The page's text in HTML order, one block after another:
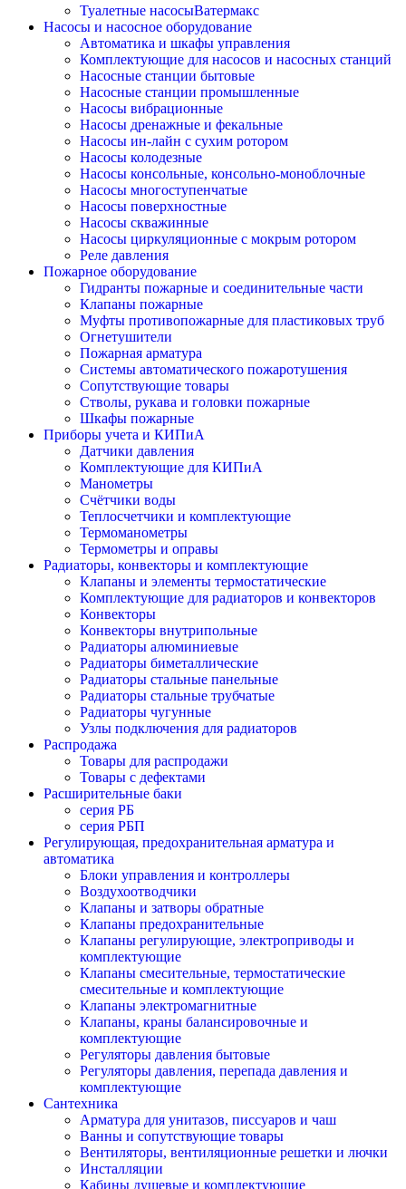
Туалетные насосыВатермакс
Насосы и насосное оборудование
Автоматика и шкафы управления
Комплектующие для насосов и насосных станций
Насосные станции бытовые
Насосные станции промышленные
Насосы вибрационные
Насосы дренажные и фекальные
Насосы ин-лайн с сухим ротором
Насосы колодезные
Насосы консольные, консольно-моноблочные
Насосы многоступенчатые
Насосы поверхностные
Насосы скважинные
Насосы циркуляционные с мокрым ротором
Реле давления
Пожарное оборудование
Гидранты пожарные и соединительные части
Клапаны пожарные
Муфты противопожарные для пластиковых труб
Огнетушители
Пожарная арматура
Системы автоматического пожаротушения
Сопутствующие товары
Стволы, рукава и головки пожарные
Шкафы пожарные
Приборы учета и КИПиА
Датчики давления
Комплектующие для КИПиА
Манометры
Счётчики воды
Теплосчетчики и комплектующие
Термоманометры
Термометры и оправы
Радиаторы, конвекторы и комплектующие
Клапаны и элементы термостатические
Комплектующие для радиаторов и конвекторов
Конвекторы
Конвекторы внутрипольные
Радиаторы алюминиевые
Радиаторы биметаллические
Радиаторы стальные панельные
Радиаторы стальные трубчатые
Радиаторы чугунные
Узлы подключения для радиаторов
Распродажа
Товары для распродажи
Товары с дефектами
Расширительные баки
серия РБ
серия РБП
Регулирующая, предохранительная арматура и
автоматика
Блоки управления и контроллеры
Воздухоотводчики
Клапаны и затворы обратные
Клапаны предохранительные
Клапаны регулирующие, электроприводы и
комплектующие
Клапаны смесительные, термостатические
смесительные и комплектующие
Клапаны электромагнитные
Клапаны, краны балансировочные и
комплектующие
Регуляторы давления бытовые
Регуляторы давления, перепада давления и
комплектующие
Сантехника
Арматура для унитазов, писсуаров и чаш
Ванны и сопутствующие товары
Вентиляторы, вентиляционные решетки и лючки
Инсталляции
Кабины душевые и комплектующие